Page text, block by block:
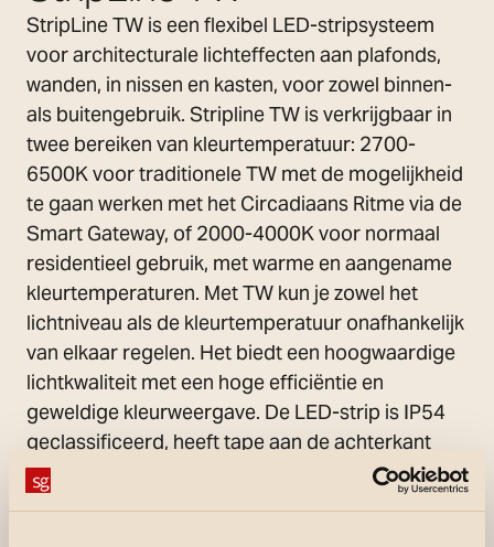
StripLine TW is een flexibel LED-stripsysteem
voor architecturale lichteffecten aan plafonds,
wanden, in nissen en kasten, voor zowel binnen-
als buitengebruik. Stripline TW is verkrijgbaar in
twee bereiken van kleurtemperatuur: 2700-
6500K voor traditionele TW met de mogelijkheid
te gaan werken met het Circadiaans Ritme via de
Smart Gateway, of 2000-4000K voor normaal
residentieel gebruik, met warme en aangename
kleurtemperaturen. Met TW kun je zowel het
lichtniveau als de kleurtemperatuur onafhankelijk
van elkaar regelen. Het biedt een hoogwaardige
lichtkwaliteit met een hoge efficiëntie en
geweldige kleurweergave. De LED-strip is IP54
geclassificeerd, heeft tape aan de achterkant
voor het bevestigen en wordt geleverd met
vooraf gemonteerde verbindingskabels.